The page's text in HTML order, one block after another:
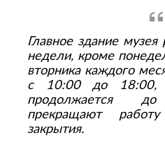
Главное здание
недели, кроме
вторника каждого
с 10:00 до 18:00,
продолжается
прекращают
закрытия.